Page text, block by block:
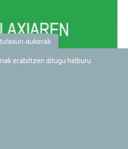
aukerak
erabiltzen ditugu helburu